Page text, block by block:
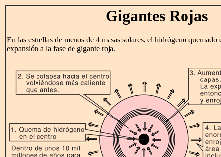
Gigantes Rojas
En las estrellas de menos de 4 masas solares, el hidrógeno quemado
expansión a la fase de gigante roja.